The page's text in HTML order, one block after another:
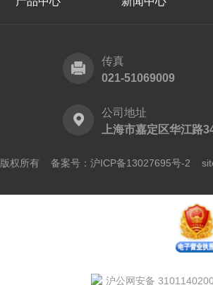
传真
021-51069009
公司地址
上海市嘉定区华江路
版权所有 备案号：沪ICP备13027695号-2
沪公网安备